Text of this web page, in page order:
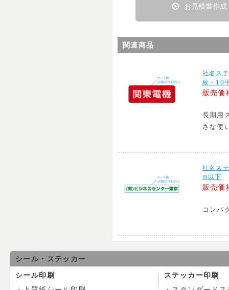
お見積書作成
関連商品
社名ス
枚・10
販売価
長期用
さな使
社名ス
m以下
販売価
コンパ
シール・ステッカー
シール印刷
ステッカー印刷